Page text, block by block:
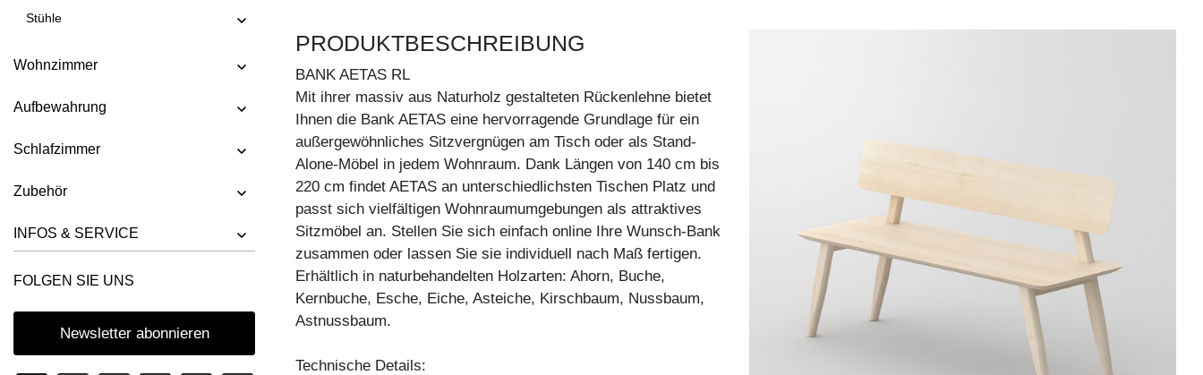
BANK MENA 3
BANK PAPILIO BASIC
BANK PAPILIO SIMPLE
BANK SAGA
BANK SENA
BANK TAURUS 3
Stühle
Wohnzimmer
Aufbewahrung
Schlafzimmer
Zubehör
INFOS & SERVICE
FOLGEN SIE UNS
Newsletter abonnieren
PRODUKTBESCHREIBUNG
BANK AETAS RL
Mit ihrer massiv aus Naturholz gestalteten Rückenlehne bietet
Ihnen die Bank AETAS eine hervorragende Grundlage für ein
außergewöhnliches Sitzvergnügen am Tisch oder als Stand-
Alone-Möbel in jedem Wohnraum. Dank Längen von 140 cm bis
220 cm findet AETAS an unterschiedlichsten Tischen Platz und
passt sich vielfältigen Wohnraumumgebungen als attraktives
Sitzmöbel an. Stellen Sie sich einfach online Ihre Wunsch-Bank
zusammen oder lassen Sie sie individuell nach Maß fertigen.
Erhältlich in naturbehandelten Holzarten: Ahorn, Buche,
Kernbuche, Esche, Eiche, Asteiche, Kirschbaum, Nussbaum,
Astnussbaum.
Technische Details: